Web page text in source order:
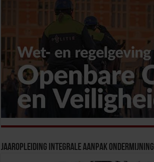
Jaaropleiding Integrale Aanpak Ondermijning